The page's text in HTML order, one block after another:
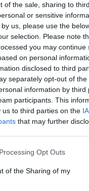
of the sale, sharing to
or sensitive
us, please use the
selection. Please note
you may continue
on personal
disclosed to third
separately opt-out of the
information by third
participants. This
us to third parties on the
that may further
Opt Outs
of the Sharing of my
Vaiko teisių
nepavyko
Žlabių šeima